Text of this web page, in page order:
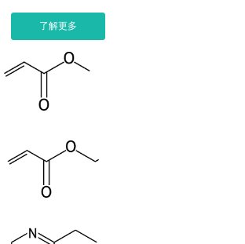
了解更多